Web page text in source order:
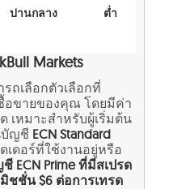
ปานกลาง ต่ำ
Markets
ถเลือกตัวเลือกที่
อขายของคุณ โดยมีค่า
เหมาะสำหรับผู้เริ่มต้น
บัญชี ECN Standard
เดอร์ที่ใช้งานอยู่หรือ
ECN Prime ที่มีสเปรด
ชชั่น $6 ต่อการเทรด